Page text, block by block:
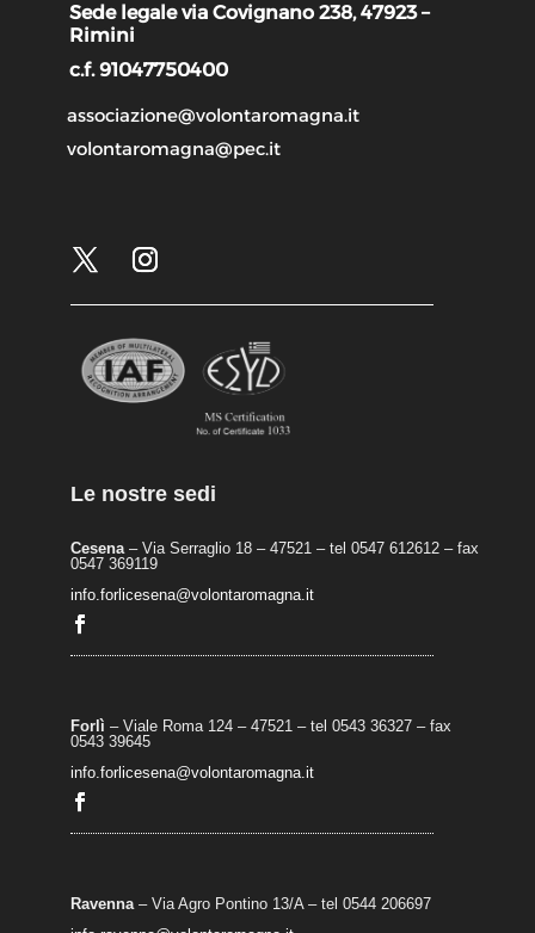
Sede legale via Covignano 238, 47923 –
Rimini
c.f. 91047750400
associazione@volontaromagna.it
volontaromagna@pec.it
Le nostre sedi
Cesena– Via Serraglio 18 – 47521 – tel 0547 612612 – fax
0547 369119
info.forlicesena@volontaromagna.it
Forlì – Viale Roma 124 – 47521 – tel 0543 36327 – fax
0543 39645
info.forlicesena@volontaromagna.it
Ravenna– Via Agro Pontino 13/A– tel 0544 206697